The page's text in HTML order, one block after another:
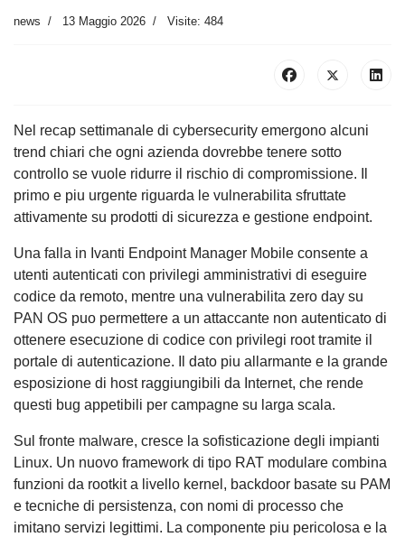
news 13 Maggio 2026 Visite: 484
Nel recap settimanale di cybersecurity emergono alcuni
trend chiari che ogni azienda dovrebbe tenere sotto
controllo se vuole ridurre il rischio di compromissione. Il
primo e piu urgente riguarda le vulnerabilita sfruttate
attivamente su prodotti di sicurezza e gestione endpoint.
Una falla in Ivanti Endpoint Manager Mobile consente a
utenti autenticati con privilegi amministrativi di eseguire
codice da remoto, mentre una vulnerabilita zero day su
PAN OS puo permettere a un attaccante non autenticato di
ottenere esecuzione di codice con privilegi root tramite il
portale di autenticazione. Il dato piu allarmante e la grande
esposizione di host raggiungibili da Internet, che rende
questi bug appetibili per campagne su larga scala.
Sul fronte malware, cresce la sofisticazione degli impianti
Linux. Un nuovo framework di tipo RAT modulare combina
funzioni da rootkit a livello kernel, backdoor basate su PAM
e tecniche di persistenza, con nomi di processo che
imitano servizi legittimi. La componente piu pericolosa e la